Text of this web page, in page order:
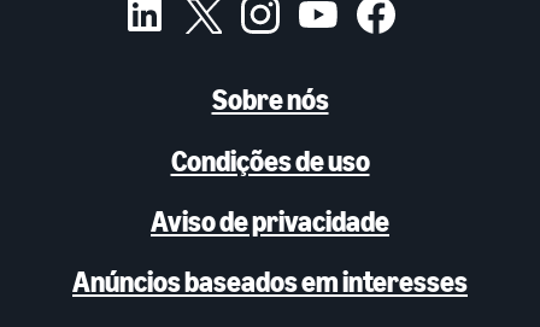
Sobre nós
Condições de uso
Aviso de privacidade
Anúncios baseados em interesses